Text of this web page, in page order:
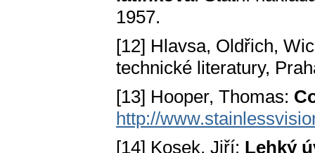
1957.
[12] Hlavsa, Oldřich,
technické literatury,
[13] Hooper, Thomas:
http://
[14] Kosek, Jiří: Lehký